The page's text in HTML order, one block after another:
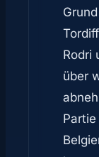
Rodri
über